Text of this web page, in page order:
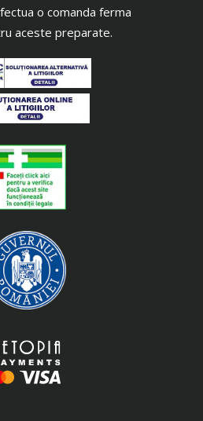
o comanda ferma
aceste preparate.